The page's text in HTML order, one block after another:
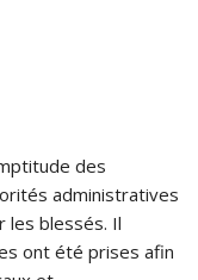
des
administratives
les blessés. Il
ont été prises afin